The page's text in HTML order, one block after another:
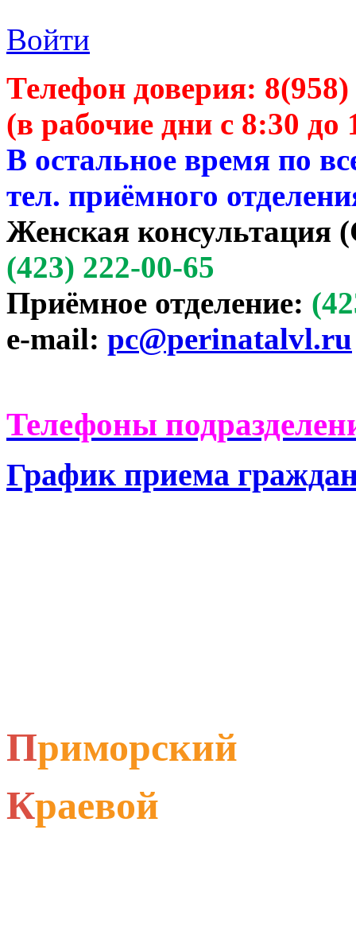
Войти
Телефон доверия:
(в рабочие дни с 8:30 до
В остальное время по
тел. приёмного
Женская консультация
(423) 222-00-65
Приёмное отделение:
e-mail: pc@perinatalvl.ru
Телефоны
График приема
Приморский
Краевой